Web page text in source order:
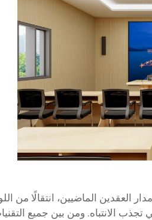
العقدين الماضيين، انتقالًا من